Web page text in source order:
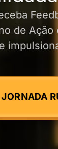
de Ação